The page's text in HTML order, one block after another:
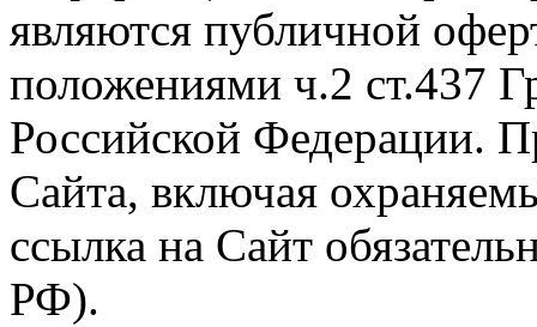
являются публичной
положениями ч.2 ст.437
Российской Федерации.
Сайта, включая
ссылка на Сайт
РФ).